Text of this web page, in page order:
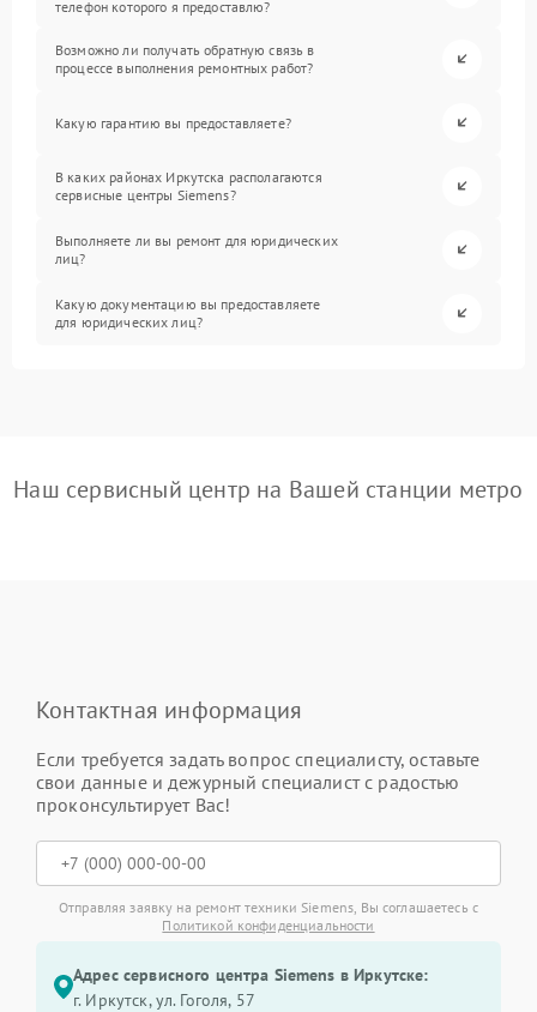
телефон которого я предоставлю?
Возможно ли получать обратную связь в
процессе выполнения ремонтных работ?
Какую гарантию вы предоставляете?
В каких районах Иркутска располагаются
сервисные центры Siemens?
Выполняете ли вы ремонт для юридических
лиц?
Какую документацию вы предоставляете
для юридических лиц?
Наш сервисный центр на Вашей станции метро
Контактная информация
Если требуется задать вопрос специалисту, оставьте
свои данные и дежурный специалист с радостью
проконсультирует Вас!
Отправляя заявку на ремонт техники Siemens, Вы соглашаетесь с
Политикой конфиденциальности
Адрес сервисного центра Siemens в Иркутске:
г. Иркутск, ул. ​Гоголя, 57